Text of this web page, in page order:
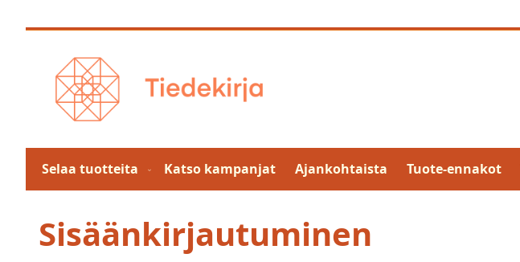
to
Selaa tuotteita Katso kampanjat Ajankohtaista Tuote-ennakot
Sisäänkirjautuminen